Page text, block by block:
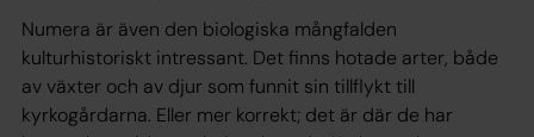
Numera är även den biologiska mångfalden
kulturhistoriskt intressant. Det finns hotade arter, både
av växter och av djur som funnit sin tillflykt till
kyrkogårdarna. Eller mer korrekt; det är där de har